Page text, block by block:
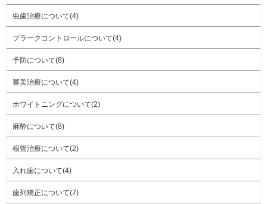
虫歯治療について(4)
プラークコントロールについて(4)
予防について(8)
審美治療について(4)
ホワイトニングについて(2)
麻酔について(8)
根管治療について(2)
入れ歯について(4)
歯列矯正について(7)